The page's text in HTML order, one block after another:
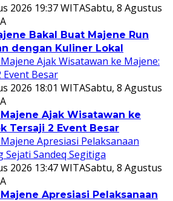
2026 19:37 WITASabtu, 8 Agustus
Bakal Buat Majene Run
dengan Kuliner Lokal
2026 18:01 WITASabtu, 8 Agustus
Ajak Wisatawan ke
Tersaji 2 Event Besar
2026 13:47 WITASabtu, 8 Agustus
Apresiasi Pelaksanaan